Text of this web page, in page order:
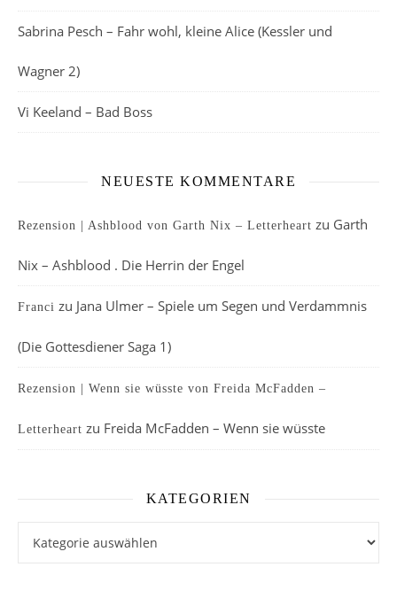
Sabrina Pesch – Fahr wohl, kleine Alice (Kessler und
Wagner 2)
Vi Keeland – Bad Boss
NEUESTE KOMMENTARE
Rezension | Ashblood von Garth Nix – Letterheart zu Garth
Nix – Ashblood . Die Herrin der Engel
Franci zu Jana Ulmer – Spiele um Segen und Verdammnis
(Die Gottesdiener Saga 1)
Rezension | Wenn sie wüsste von Freida McFadden –
Letterheart zu Freida McFadden – Wenn sie wüsste
KATEGORIEN